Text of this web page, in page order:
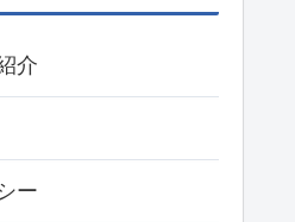
介
ー